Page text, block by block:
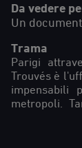
Da vedere
Un
Trama
Parigi
Trouvés è
impensabili
metropoli.
riportati al